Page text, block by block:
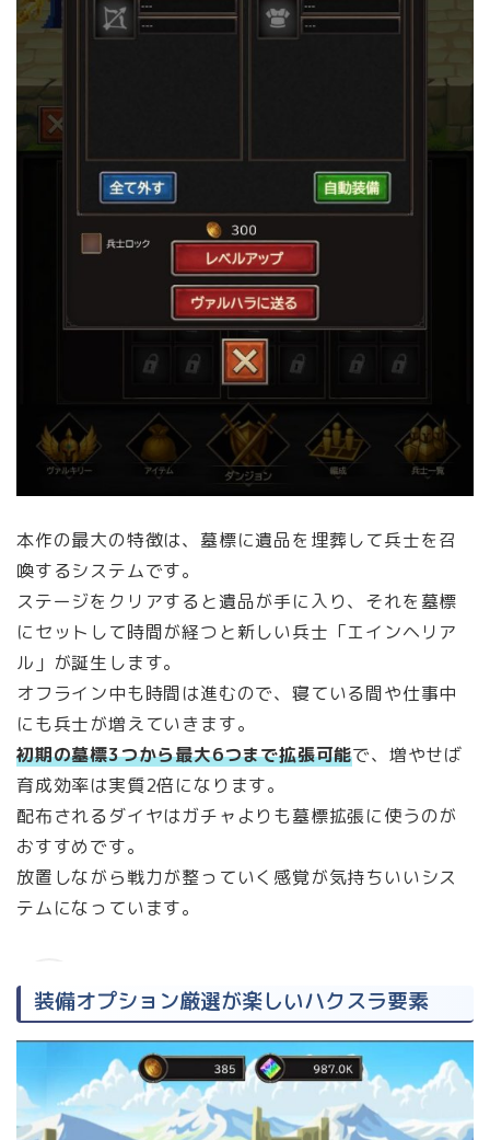
本作の最大の特徴は、墓標に遺品を埋葬して兵士を召
喚するシステムです。
ステージをクリアすると遺品が手に入り、それを墓標
にセットして時間が経つと新しい兵士「エインヘリア
ル」が誕生します。
オフライン中も時間は進むので、寝ている間や仕事中
にも兵士が増えていきます。
初期の墓標3つから最大6つまで拡張可能で、増やせば
育成効率は実質2倍になります。
配布されるダイヤはガチャよりも墓標拡張に使うのが
おすすめです。
放置しながら戦力が整っていく感覚が気持ちいいシス
テムになっています。
装備オプション厳選が楽しいハクスラ要素